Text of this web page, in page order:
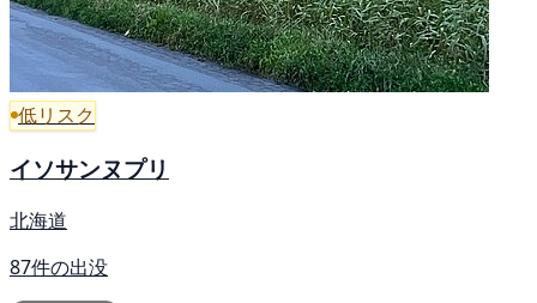
低リスク
イソサンヌプリ
北海道
87件の出没